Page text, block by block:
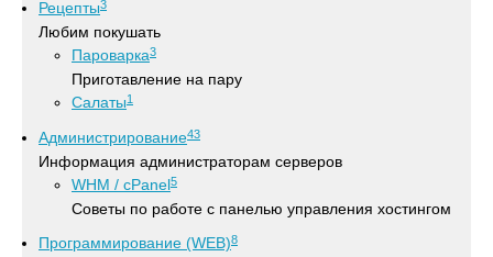
Рецепты3
Любим покушать
Пароварка3
Приготавление на пару
Салаты1
Администрирование43
Информация администраторам серверов
WHM / cPanel5
Советы по работе с панелью управления хостингом
Программирование (WEB)8